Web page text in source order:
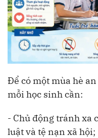
Để có một mùa hè
mỗi học sinh cần:
- Chủ động tránh xa
luật và tệ nạn xã hội;